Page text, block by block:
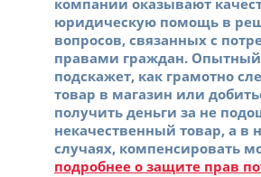
компании оказывают
юридическую помощь в
вопросов, связанных с
правами граждан. Опытный
подскажет, как грамотно
товар в магазин или
получить деньги за не
некачественный товар, а в
случаях, компенсировать
подробнее о защите прав